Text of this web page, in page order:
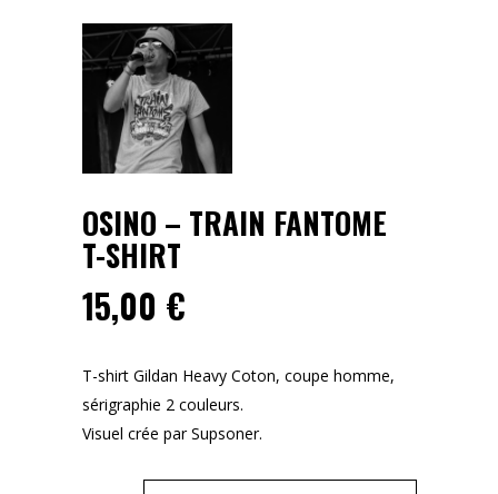
OSINO – TRAIN FANTOME
T-SHIRT
15,00 €
T-shirt Gildan Heavy Coton, coupe homme,
sérigraphie 2 couleurs.
Visuel crée parSupsoner.